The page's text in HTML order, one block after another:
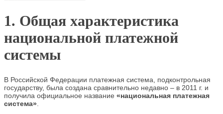
1. Общая характеристика
национальной платежной
системы
В Российской Федерации платежная система, подконтрольная
государству, была создана сравнительно недавно – в 2011 г. и
получила официальное название «национальная платежная
система»